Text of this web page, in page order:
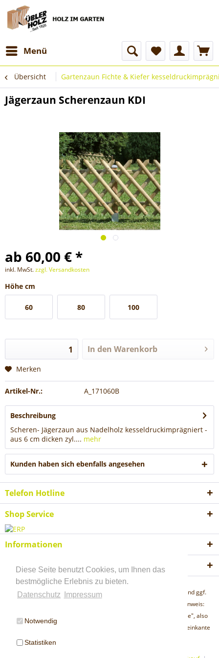
Diese Seite benutzt Cookies, um Ihnen das
bestmögliche Erlebnis zu bieten.
Datenschutz
Impressum
Notwendig
Statistiken
Menü
Übersicht Gartenzaun Fichte & Kiefer
Jägerzaun Scherenzaun KDI
ab 60,00 € *
inkl. MwSt.zzgl. Versandkosten
Höhe cm
60 80 100
In den Warenkorb
Merken
Artikel-Nr.: A_171060B
Beschreibung
Scheren- Jägerzaun aus Nadelholz kesseldruckimprägniert -
aus 6 cm dicken zyl.... mehr
Kunden haben sich ebenfalls angesehen
Telefon Hotline
Shop Service
Informationen
Akzeptierte Zahlungsweisen
* Alle Preise inkl. gesetzl. Mehrwertsteuer zzgl.
und ggf.
Nachnahmegebühren, wenn nicht anders beschrieben "Lieferhinweis:
Unsere Artikel werden sämtlich per Spedition "frei Bordsteinkante", also
bis zu der der Lieferadresse nächstgelegenen öffentlichen Bordsteinkante